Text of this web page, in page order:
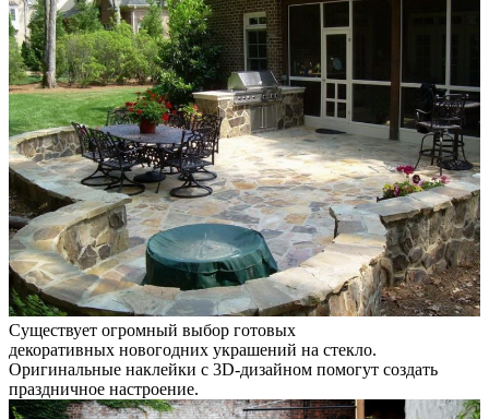
Существует огромный выбор готовых
декоративных новогодних украшений на стекло.
Оригинальные наклейки с 3D-дизайном помогут создать
праздничное настроение.